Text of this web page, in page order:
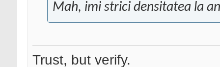
Mah, imi strici densitatea la
Trust, but verify.